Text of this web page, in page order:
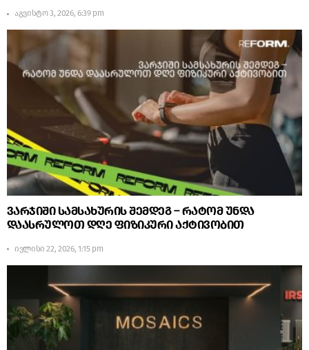
აგვისტო 3, 2026, 6:39 pm
ვარჯიში სამსახურის შემდეგ – რატომ უნდა
დაასრულოთ დღე ფიზიკური აქტივობით
ივლისი 22, 2026, 1:15 pm